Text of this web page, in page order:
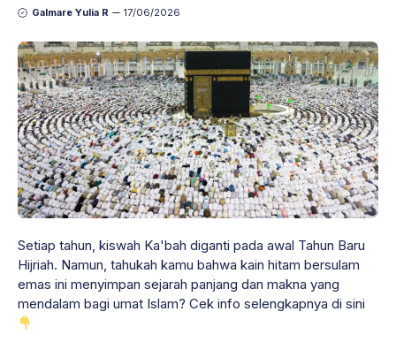
Galmare Yulia R 17/06/2026
Setiap tahun, kiswah Ka'bah diganti pada awal Tahun Baru
Hijriah. Namun, tahukah kamu bahwa kain hitam bersulam
emas ini menyimpan sejarah panjang dan makna yang
mendalam bagi umat Islam? Cek info selengkapnya di sini